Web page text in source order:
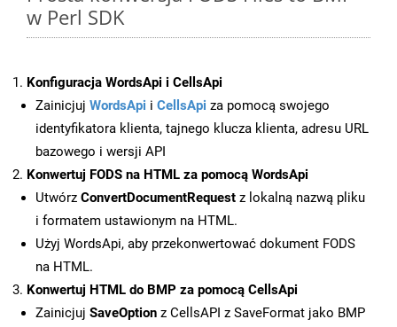
w Perl SDK
Konfiguracja WordsApi i CellsApi
Zainicjuj WordsApi i CellsApi za pomocą swojego
identyfikatora klienta, tajnego klucza klienta, adresu URL
bazowego i wersji API
Konwertuj FODS na HTML za pomocą WordsApi
Utwórz ConvertDocumentRequest z lokalną nazwą pliku
i formatem ustawionym na HTML.
Użyj WordsApi, aby przekonwertować dokument FODS
na HTML.
Konwertuj HTML do BMP za pomocą CellsApi
Zainicjuj SaveOption z CellsAPI z SaveFormat jako BMP